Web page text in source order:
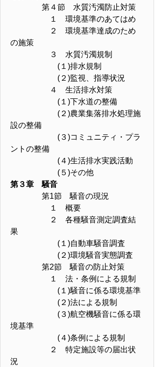
第４節 水質汚濁防止対策
１ 環境基準のあてはめ
２ 環境基準達成のため
の施策
３ 水質汚濁規制
(１)排水規制
(２)監視、指導状況
４ 生活排水対策
(１)下水道の整備
(２)農業集落排水処理施
設の整備
(３)コミュニティ・プラ
ントの整備
(４)生活排水実践活動
(５)その他
第３章 騒音
第1節 騒音の現況
１ 概要
２ 各種騒音測定調査結
果
(１)自動車騒音調査
(２)環境騒音実態調査
第2節 騒音の防止対策
１ 法・条例による規制
(１)騒音に係る環境基準
(２)法による規制
(３)航空機騒音に係る環
境基準
(４)条例による規制
２ 特定施設等の届出状
況